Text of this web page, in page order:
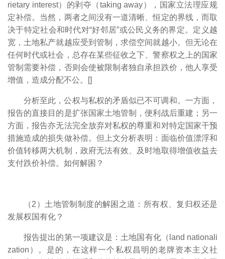
rietary interest）的剥夺（taking away），国家立法理应规
定补偿。当然，两者之间没有一道清晰、恒定的界线，而取
决于特定社会和时代对“好邻居”或公民义务的界定。定义越
宽，土地私产就越应受到管制，求偿空间就越小。但无论在
任何时代或社会，总存在某些征收之下、警察权之上的国家
管制需要补偿，否则会使被限制者独自承担跌价，他人享受
增值，造成分配不公。[]
分析至此，公权与私权的矛盾似已不可调和。一方面，
报告的直接目的是扩张国家土地管制，便利战后重建；另一
方面，报告亦无法完全放弃对私权的尊重和对特定国家干预
措施造成的损失做补偿。但上文分析表明：面临价值漂浮和
价值转移两大机制，政府无法有效、及时地取得增值收益去
支付跌价补偿。如何解困？
（2）土地管制制度的解困之道：所有权、复归权还是
发展权国有化？
报告提出的第一项建议是：土地国有化（land nationali
zation）。是的，在这样一个私权昌明的老牌资本主义社